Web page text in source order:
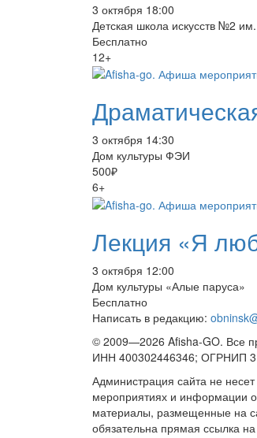
3 октября 18:00
Детская школа искусств №2
Бесплатно
12+
3 октября 14:30
Дом культуры ФЭИ
500₽
6+
Лекция «Я
3 октября 12:00
Дом культуры «Алые паруса»
Бесплатно
Написать в редакцию:
© 2009—2026 Afisha-GO. Все
ИНН 400302446346; ОГРНИП
Администрация сайта не
мероприятиях и информации
материалы, размещенные на
обязательна прямая ссылка на